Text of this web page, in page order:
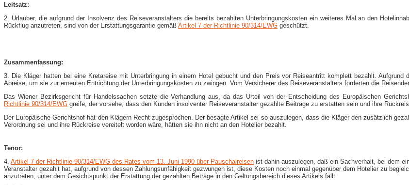
Leitsatz:
2. Urlauber, die aufgrund der Insolvenz des Reiseveranstalters die bereits bezahlten Unterbringungskosten ein weiteres Mal an den
Rückflug anzutreten, sind von der Erstattungsgarantie gemäß Artikel 7 der Richtlinie 90/314/EWG geschützt.
Zusammenfassung:
3. Die Kläger hatten bei eine Kretareise mit Unterbringung in einem Hotel gebucht und den Preis vor Reiseantritt komplett bezahlt.
Abreise, um sie zur erneuten Entrichtung der Unterbringungskosten zu zwingen. Vom Versicherer des Reiseveranstalters forderten die
Das Wiener Bezirksgericht für Handelssachen setzte die Verhandlung aus, da das Urteil von der Entscheidung des Europäischen
Richtlinie 90/314/EWG greife, der vorsehe, dass den Kunden insolventer Reiseveranstalter gezahlte Beiträge zu erstatten sein und ihre
Der Europäische Gerichtshof hat den Klägern Recht zugesprochen. Der besagte Artikel sei so auszulegen, dass die Kläger den zusätzlich
Verordnung sei und ihre Rückreise vereitelt worden wäre, hätten sie ihn nicht an den Hotelier bezahlt.
Tenor:
4. Artikel 7 der Richtlinie 90/314/EWG des Rates vom 13. Juni 1990 über Pauschalreisen ist dahin auszulegen, daß ein Sachverhalt, bei dem
Veranstalter gezahlt hat, aufgrund von dessen Zahlungsunfähigkeit gezwungen ist, diese Kosten noch einmal gegenüber dem Hotelier zu
anzutreten, unter dem Gesichtspunkt der Erstattung der gezahlten Beträge in den Geltungsbereich dieses Artikels fällt.